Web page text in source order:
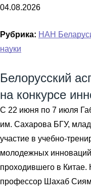
04.08.2026
Рубрика: НАН
науки
Белорусский
на конкурсе
С 22 июня по 7 июля
им. Сахарова БГУ,
участие в учебно-
молодежных
проходившего в Китае.
профессор Шахаб